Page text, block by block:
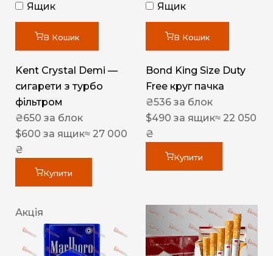
Ящик
В Кошик
Kent Crystal Demi —
сигарети з турбо
фільтром
₴650 за блок
$600 за ящик≈ 27 000
₴
Купити
Ящик
В Кошик
Bond King Size Duty
Free круг пачка
₴536 за блок
$490 за ящик≈ 22 050
₴
Купити
Акція